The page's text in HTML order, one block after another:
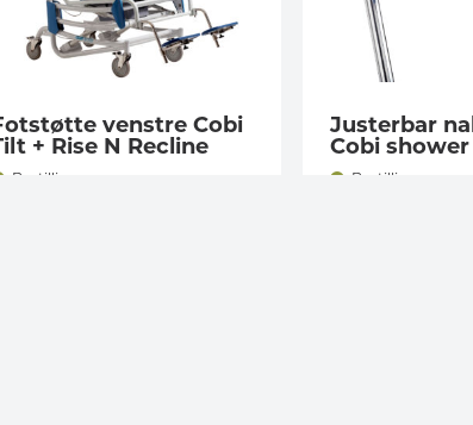
venstre Cobi
+ Rise N Recline
Bestillingsvare
Justerbar
Cobi
Bestillingsvare